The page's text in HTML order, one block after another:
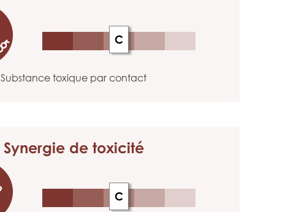
C
Substance toxique par contact
Synergiede toxicité
C